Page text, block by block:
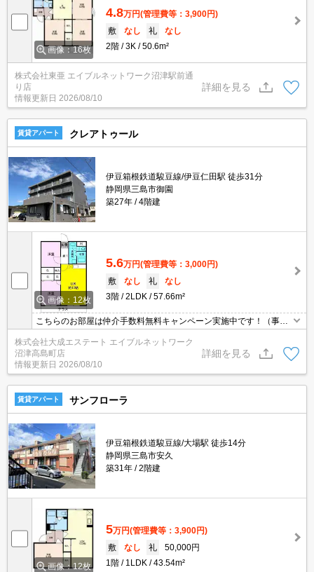
画像：16枚
4.8万円(管理費等：3,900円)
敷
なし 礼
なし
2階
3K 50.6m²
株式会社東亜 エイブルネットワーク沼津駅前通
り店
情報更新日 2026/08/10
詳細を見る
賃貸アパート クレアトゥール
伊豆箱根鉄道駿豆線/伊豆仁田駅 徒歩31分
静岡県三島市御園
築27年
4階建
画像：12枚
5.6万円(管理費等：3,000円)
敷
なし 礼
なし
3階
2LDK 57.66m²
こちらのお部屋は仲介手数料無料キャンペーン実施中です！（事務
手数料11,000円）デザイナーがリフォームしました！貴重なペット
飼育可能物件です！（敷金１ヵ月）
株式会社大成エステート エイブルネットワーク
沼津高島町店
情報更新日 2026/08/10
詳細を見る
賃貸アパート サンフローラ
伊豆箱根鉄道駿豆線/大場駅 徒歩14分
静岡県三島市安久
築31年
2階建
画像：12枚
5万円(管理費等：3,900円)
敷
なし 礼
50,000円
1階
1LDK 43.54m²